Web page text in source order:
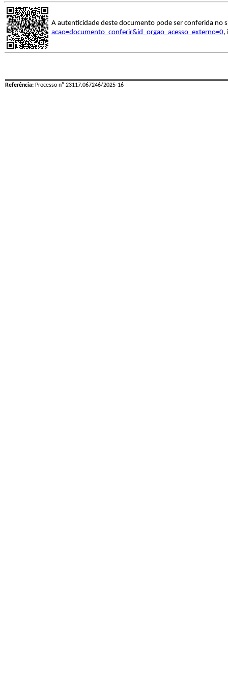
A autenticidade deste documento pode ser conferida no
acao=documento_conferir&id_orgao_acesso_externo=0,
Referência: Processo nº 23117.067246/2025-16